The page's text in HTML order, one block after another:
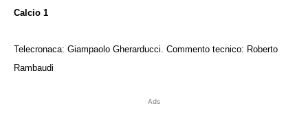
Calcio 1
Telecronaca: Giampaolo Gherarducci. Commento tecnico: Roberto
Rambaudi
Ads